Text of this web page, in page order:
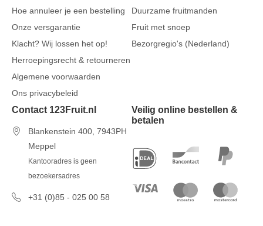
Hoe annuleer je een bestelling
Onze versgarantie
Klacht? Wij lossen het op!
Herroepingsrecht & retourneren
Algemene voorwaarden
Ons privacybeleid
Duurzame fruitmanden
Fruit met snoep
Bezorgregio's (Nederland)
Contact 123Fruit.nl
Blankenstein 400, 7943PH
Meppel
Kantooradres is geen
bezoekersadres
+31 (0)85 - 025 00 58
Veilig online bestellen &
betalen